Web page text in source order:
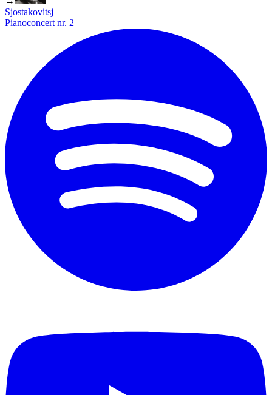
Sjostakovitsj
Pianoconcert nr. 2